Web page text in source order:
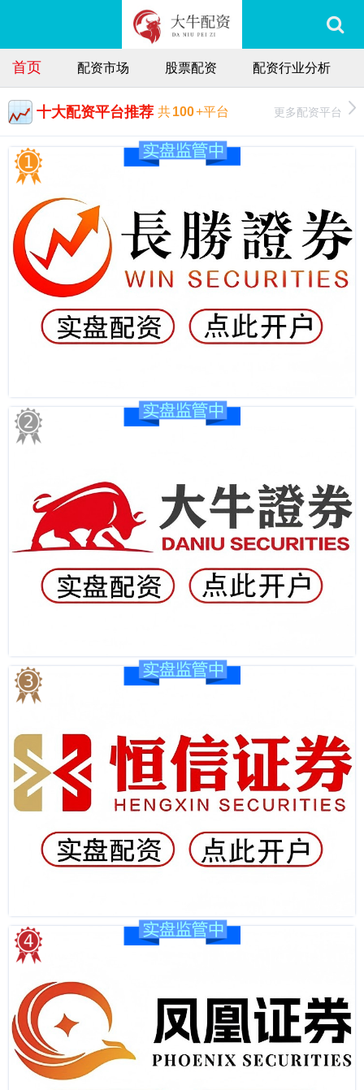
首页 配资市场 股票配资 配资行业分析
十大配资平台推荐 共100+平台 更多配资平台